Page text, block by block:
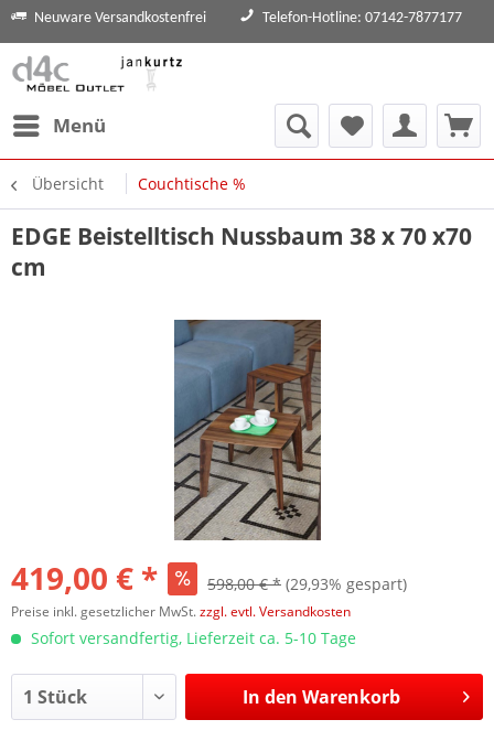
Neuware Versandkostenfrei Telefon-Hotline: 07142-7877177
Menü
Übersicht Couchtische %
EDGE Beistelltisch Nussbaum 38 x 70 x70
cm
419,00 € * 598,00 € * (29,93% gespart)
Preise inkl. gesetzlicher MwSt.zzgl. evtl. Versandkosten
Sofort versandfertig, Lieferzeit ca. 5-10 Tage
In den Warenkorb